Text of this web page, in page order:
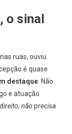
o sinal
ruas, ouviu
é quase
destaque. Não
e atuação
não precisa